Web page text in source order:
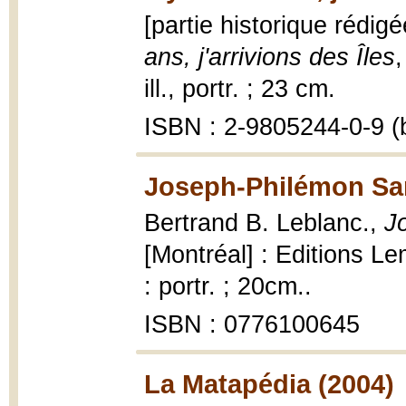
[partie historique
ans, j'arrivions des Îles
ill., portr. ; 23 cm.
ISBN : 2-9805244-0-9
Joseph-Philémon
Bertrand B. Leblanc.,
[Montréal] : Editions
: portr. ; 20cm..
ISBN : 0776100645
La Matapédia (2004)